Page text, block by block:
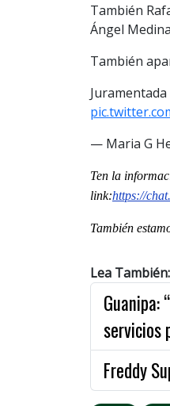
También
Ángel
También
— Maria G
Ten la
link:https://
También
Lea También:
Guanipa:
servicios
Freddy